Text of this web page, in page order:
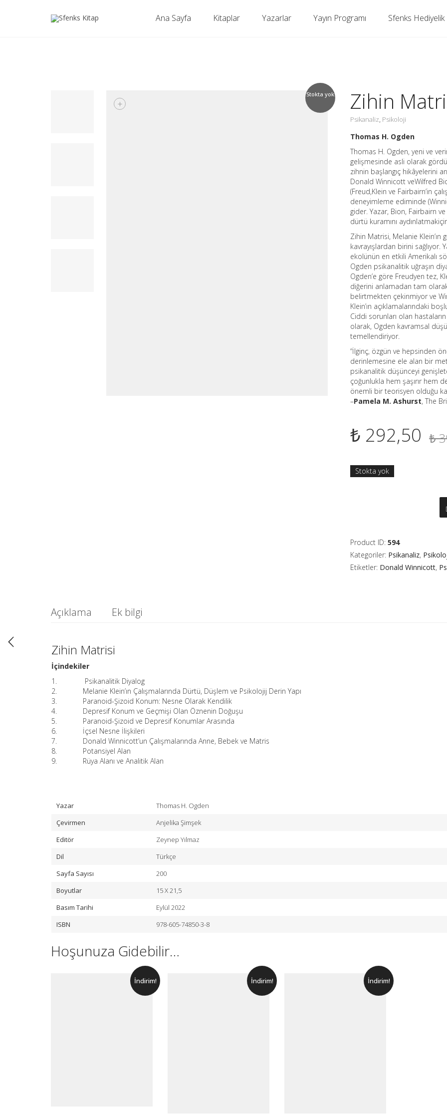
Ana Sayfa Kitaplar Yazarlar Yayın Programı Sfenks Hediyelik
Stokta yok
+ Zihin
Psikanaliz, Psikoloji
Thomas H. Ogden
Thomas H. Ogden, yeni ve
gelişmesinde asli olarak
zihnin başlangıç hikâyelerini
Donald Winnicott veWilfred
(Freud,Klein ve Fairbairn’in
deneyimleme ediminde
gider. Yazar, Bion, Fairbairn
dürtü kuramını
Zihin Matrisi, Melanie
kavrayışlardan birini
ekolünün en etkili Amerikalı
Ogden psikanalitik uğraşın
Ogden’e göre Freudyen tez,
diğerini anlamadan tam olarak
belirtmekten çekinmiyor ve
Klein’ın açıklamalarındaki
Ciddi sorunları olan
olarak, Ogden kavramsal
temellendiriyor.
“İlginç, özgün ve hepsinden
derinlemesine ele alan bir
psikanalitik düşünceyi
çoğunlukla hem şaşırır hem
önemli bir teorisyen olduğu
–Pamela M. Ashurst, The
₺
₺ 292,50
Stokta yok
Product ID: 594
Kategoriler: Psikanaliz,
Etiketler: Donald Winnicott,
Açıklama Ek bilgi
Zihin Matrisi
İçindekiler
1. Psikanalitik Diyalog
2. Melanie Klein’ın Çalışmalarında Dürtü, Düşlem ve Psikolojij Derin Yapı
3. Paranoid-Şizoid Konum: Nesne Olarak Kendilik
4. Depresif Konum ve Geçmişi Olan Öznenin Doğuşu
5. Paranoid-Şizoid ve Depresif Konumlar Arasında
6. İçsel Nesne İlişkileri
7. Donald Winnicott’un Çalışmalarında Anne, Bebek ve Matris
8. Potansiyel Alan
9. Rüya Alanı ve Analitik Alan
Yazar
Thomas H. Ogden
Çevirmen
Anjelika Şimşek
Editör
Zeynep Yılmaz
Dil
Türkçe
Sayfa Sayısı
200
Boyutlar
15 X 21,5
Basım Tarihi
Eylül 2022
ISBN
978-605-74850-3-8
Hoşunuza Gidebilir…
İndirim! İndirim! İndirim!